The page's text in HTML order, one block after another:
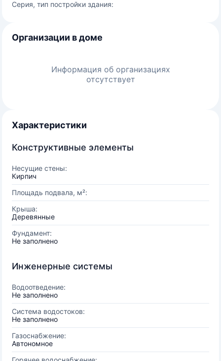
Серия, тип постройки здания:
Организации в доме
Информация об организациях
отсутствует
Характеристики
Конструктивные элементы
Несущие стены:
Кирпич
Площадь подвала, м²:
Крыша:
Деревянные
Фундамент:
Не заполнено
Инженерные системы
Водоотведение:
Не заполнено
Система водостоков:
Не заполнено
Газоснабжение:
Автономное